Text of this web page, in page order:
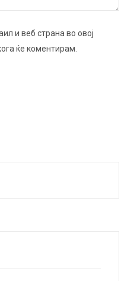
и веб страна во овој
ќе коментирам.